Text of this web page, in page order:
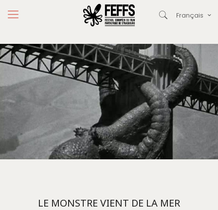
Français
LE MONSTRE VIENT DE LA MER